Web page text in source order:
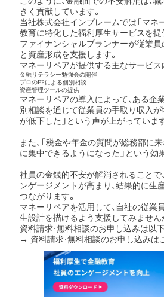
きく貢献しています。​​​​​​​​​​​​​​​​
当社株式会社インプレームでは「マネ
教育に特化した福利厚生サービスを提
ファイナンシャルプランナーが従業
と資産形成を支援します。
マネーリペアが提供する主なサービス
金融リテラシー勉強会の開催
プロのFPによる個別相談
資産管理ツールの提供
マネーリペアの導入によって、ある企業
別相談を通じて従業員の手取り収入が
が低下した 」 という声が上がっています
また、「税金や年金の質問が総務部に
に集中できるようになった」という効
社員の金銭的不安が解消されることで
ンゲージメントが高まり、結果的に生
つながります。
マネーリペアを活用して、自社の従業
生設計を描けるよう支援してみません
資料請求・無料相談のお申し込みは以
→ 資料請求・無料相談のお申し込みは